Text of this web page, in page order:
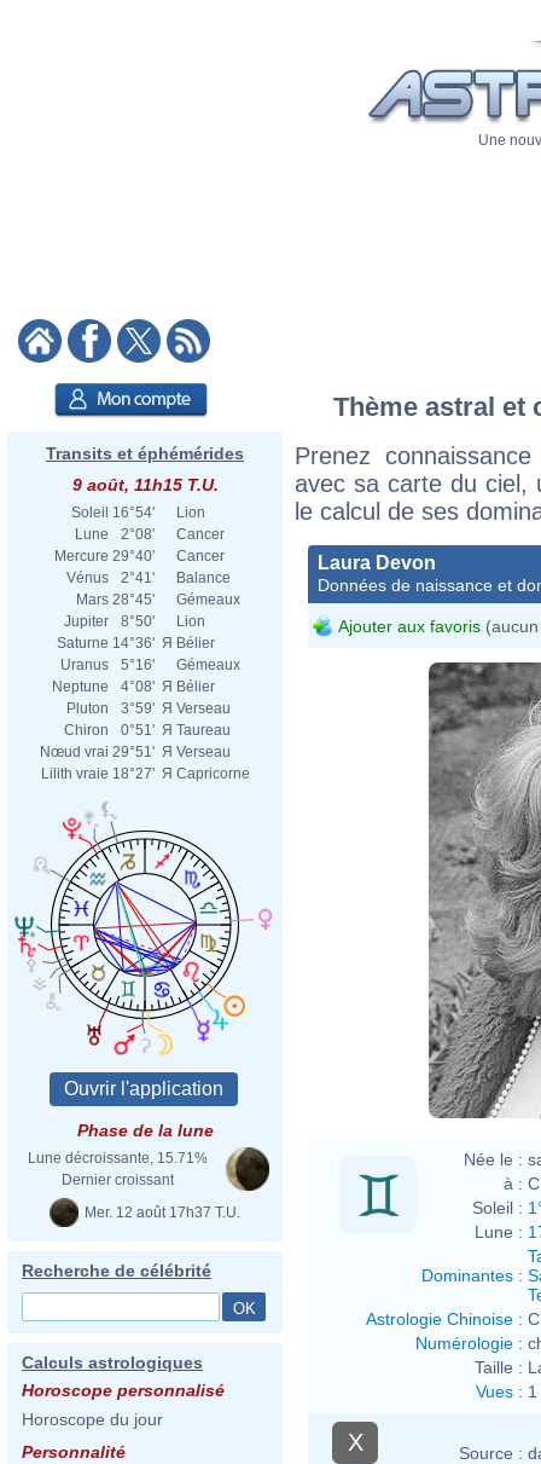
Une
Transits et éphémérides
9 août, 11h15 T.U.
Soleil 16°54'
Lion
Lune
2°08'
Cancer
Mercure 29°40'
Cancer
Vénus
2°41'
Balance
Mars 28°45'
Gémeaux
Jupiter
8°50'
Lion
Saturne 14°36' Я Bélier
Uranus
5°16'
Gémeaux
Neptune
4°08' Я Bélier
Pluton
3°59' Я Verseau
Chiron
0°51' Я Taureau
Nœud vrai 29°51' Я Verseau
Lilith vraie 18°27' Я Capricorne
Phase de la lune
Lune décroissante, 15.71%
Dernier croissant
Mer. 12 août 17h37 T.U.
Recherche de célébrité
Calculs astrologiques
Horoscope personnalisé
Horoscope du jour
Personnalité
Thème astral et
Prenez
avec sa carte du ciel,
le calcul de ses
Laura Devon
Données de naissance et
Ajouter aux favoris
Née le :
à :
Soleil :
Lune :
Dominantes :
Astrologie Chinoise :
Numérologie :
Taille :
Vues :
X Source :